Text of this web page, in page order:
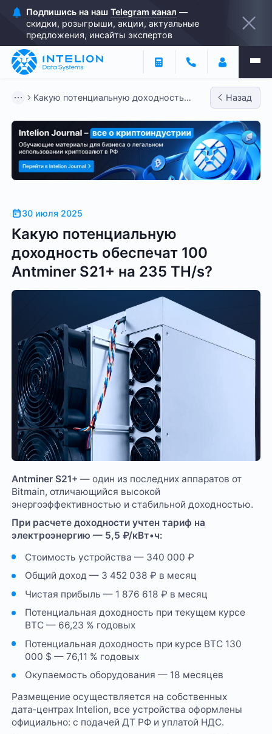
Подпишись на наш Telegram канал —
скидки, розыгрыши, акции, актуальные
предложения, инсайты экспертов
Какую потенциальную доходность
Назад
30 июля 2025
Какую потенциальную
доходность обеспечат 100
Antminer S21+ на 235 TH/s?
Antminer S21+— один из последних аппаратов от
Bitmain, отличающийся высокой
энергоэффективностью и стабильной доходностью.
При расчете доходности учтен тариф на
электроэнергию — 5,5 ₽/кВт•ч:
Стоимость устройства — 340 000 ₽
Общий доход — 3 452 038 ₽ в месяц
Чистая прибыль — 1 876 618 ₽ в месяц
Потенциальная доходность при текущем курсе
BTC — 66,23 % годовых
Потенциальная доходность при курсе BTC 130
000 $ — 76,11 % годовых
Окупаемость оборудования — 18 месяцев
Размещение осуществляется на собственных
дата‑центрах Intelion, все устройства оформлены
официально: с подачей ДТ РФ и уплатой НДС.